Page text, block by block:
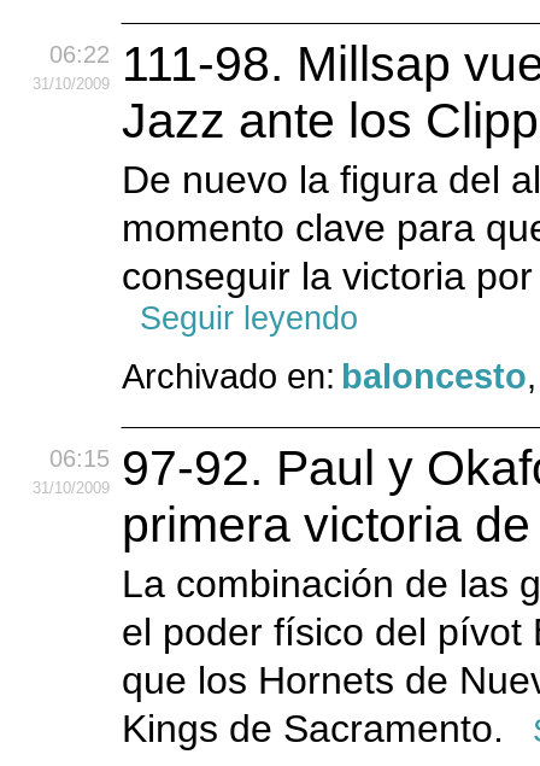
06:22
31/10/2009
111-98. Millsap
Jazz ante los
De nuevo la figura del
momento clave para
conseguir la victoria
Seguir leyendo
Archivado en: baloncesto
06:15
31/10/2009
97-92. Paul y
primera victoria
La combinación de las
el poder físico del pívot
que los Hornets de
Kings de Sacramento.